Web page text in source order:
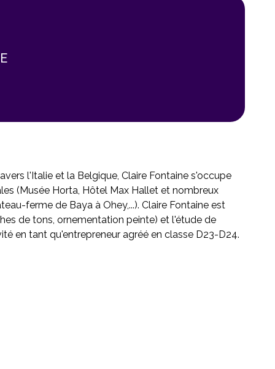
l'Italie et la Belgique, Claire Fontaine s'occupe
(Musée Horta, Hôtel Max Hallet et nombreux
ferme de Baya à Ohey,...). Claire Fontaine est
de tons, ornementation peinte) et l'étude de
en tant qu'entrepreneur agréé en classe D23-D24.